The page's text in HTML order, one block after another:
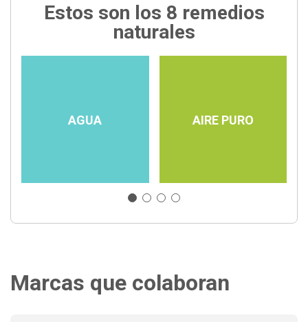
Estos son los 8 remedios
naturales
AGUA AIRE PURO
Marcas que colaboran